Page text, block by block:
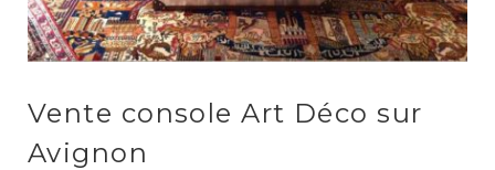
Vente console Art Déco sur
Avignon